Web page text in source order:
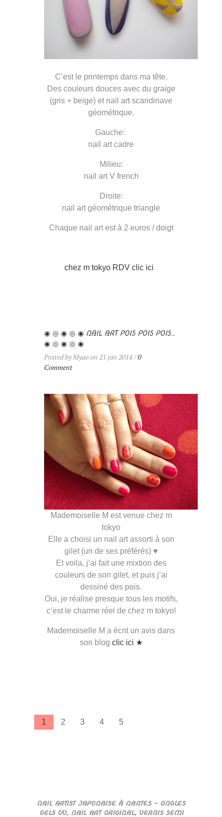
C’est le printemps dans ma tête.
Des couleurs douces avec du graige
(gris + beige) et nail art scandinave
géométrique.
Gauche:
nail art cadre
Milieu:
nail art V french
Droite:
nail art géométrique triangle
Chaque nail art est à 2 euros / doigt
chez m tokyo RDV clic ici
◉ ◎ ◉ ◎ ◉ NAIL ART POIS POIS POIS…
◉ ◎ ◉ ◎ ◉
Posted by Myao on 21 jan 2014 /0
Comment
Mademoiselle M est venue chez m
tokyo
Elle a choisi un nail art assorti à son
gilet (un de ses préférés) ♥
Et voila, j’ai fait une mixtion des
couleurs de son gilet, et puis j’ai
dessiné des pois.
Oui, je réalise presque tous les motifs,
c’est le charme réel de chez m tokyo!
Mademoiselle M a écrit un avis dans
son blog clic ici ★
1 2 3 4 5
NAIL ARTIST JAPONAISE À NANTES – ONGLES
GELS UV, NAIL ART ORIGINAL, VERNIS SEMI